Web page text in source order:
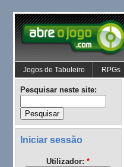
Jogos de Tabuleiro RPGs
Pesquisar neste site:
Iniciar sessão
Utilizador: *